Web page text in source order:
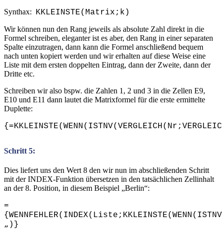
Synthax: KKLEINSTE(Matrix;k)
Wir können nun den Rang jeweils als absolute Zahl direkt in die
Formel schreiben, eleganter ist es aber, den Rang in einer separaten
Spalte einzutragen, dann kann die Formel anschließend bequem
nach unten kopiert werden und wir erhalten auf diese Weise eine
Liste mit dem ersten doppelten Eintrag, dann der Zweite, dann der
Dritte etc.
Schreiben wir also bspw. die Zahlen 1, 2 und 3 in die Zellen E9,
E10 und E11 dann lautet die Matrixformel für die erste ermittelte
Duplette:
Schritt 5:
Dies liefert uns den Wert 8 den wir nun im abschließenden Schritt
mit der INDEX-Funktion übersetzen in den tatsächlichen Zellinhalt
an der 8. Position, in diesem Beispiel „Berlin“:
=
„)}